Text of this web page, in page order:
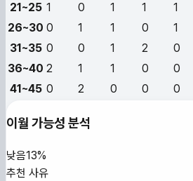
21~25 1 0 1 1
1
26~30 0 1 1 0
1
31~35 0 0 1 2
0
36~40 2 1 1 0
0
41~45 0 2 0 0 0
이월 가능성 분석
낮음13%
추천 사유